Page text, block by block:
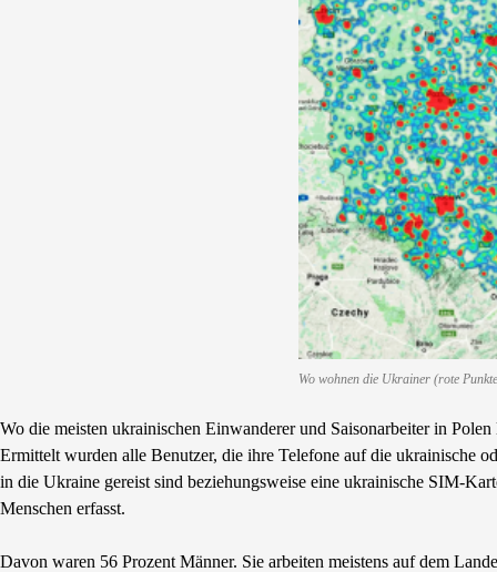
Wo wohnen die Ukrainer (rote
Wo die meisten ukrainischen Einwanderer und Saisonarbeiter in
Ermittelt wurden alle Benutzer, die ihre Telefone auf die ukrainische
in die Ukraine gereist sind beziehungsweise eine ukrainische SIM-
Menschen erfasst.
Davon waren 56 Prozent Männer. Sie arbeiten meistens auf dem